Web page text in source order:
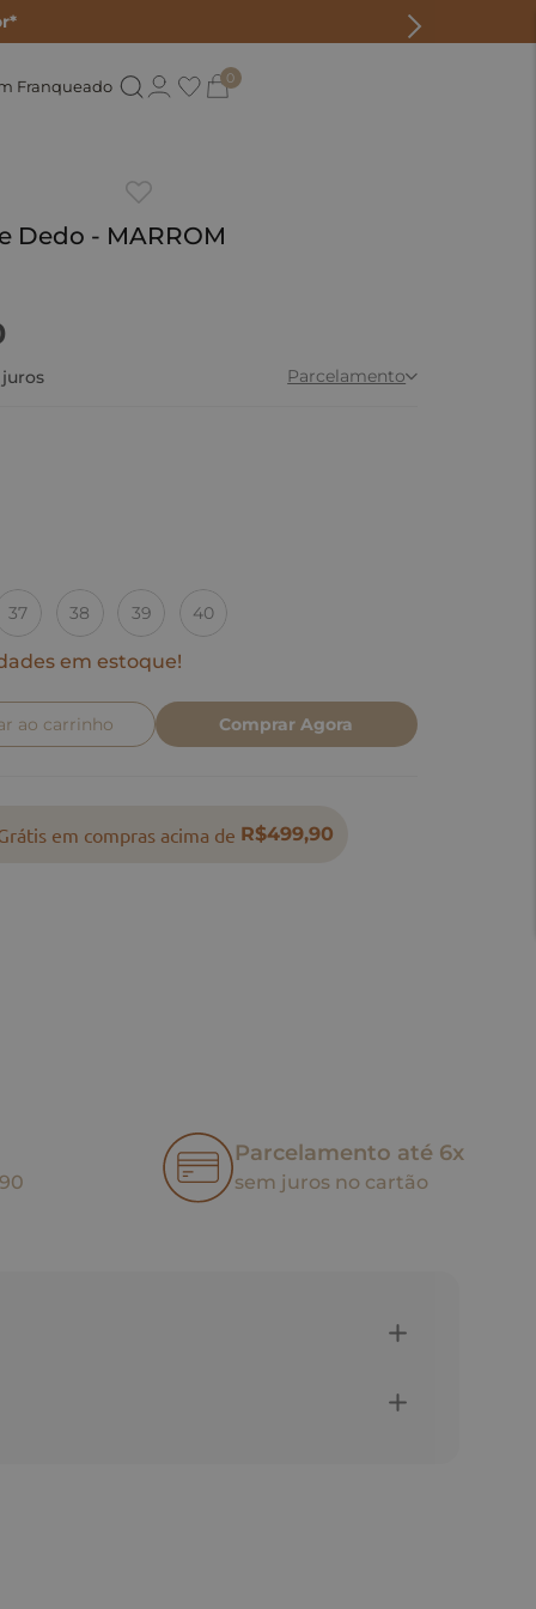
Franqueado 0
Dedo - MARROM
Parcelamento
37 38 39 40
em estoque!
ao carrinho Comprar Agora
em compras acima de R$499,90
Parcelamento até 6x
sem juros no cartão